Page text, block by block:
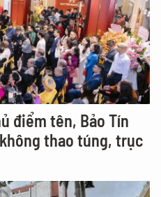
điểm tên, Bảo Tín
thao túng, trục